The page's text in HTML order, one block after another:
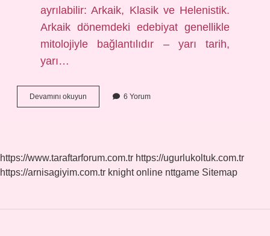
ayrılabilir: Arkaik, Klasik ve Helenistik.
Arkaik dönemdeki edebiyat genellikle
mitolojiyle bağlantılıdır – yarı tarih,
yarı…
Devamını okuyun
Felsefesi
6 Yorum
https://www.taraftarforum.com.tr https://ugurlukoltuk.com.tr
https://arnisagiyim.com.tr knight online nttgame Sitemap